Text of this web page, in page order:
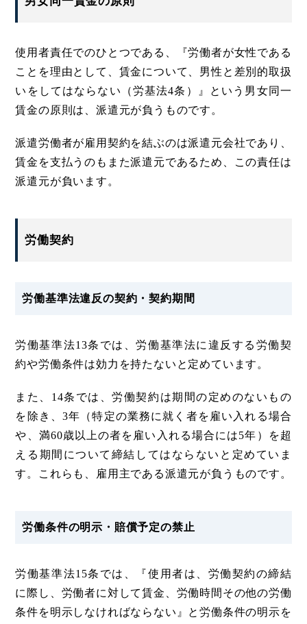
使用者責任でのひとつである、『労働者が女性である
ことを理由として、賃金について、男性と差別的取扱
いをしてはならない（労基法4条）』という男女同一
賃金の原則は、派遣元が負うものです。
派遣労働者が雇用契約を結ぶのは派遣元会社であり、
賃金を支払うのもまた派遣元であるため、この責任は
派遣元が負います。
労働契約
労働基準法違反の契約・契約期間
労働基準法13条では、労働基準法に違反する労働契
約や労働条件は効力を持たないと定めています。
また、14条では、労働契約は期間の定めのないもの
を除き、3年（特定の業務に就く者を雇い入れる場合
や、満60歳以上の者を雇い入れる場合には5年）を超
える期間について締結してはならないと定めていま
す。これらも、雇用主である派遣元が負うものです。
労働条件の明示・賠償予定の禁止
労働基準法15条では、『使用者は、労働契約の締結
に際し、労働者に対して賃金、労働時間その他の労働
条件を明示しなければならない』と労働条件の明示を